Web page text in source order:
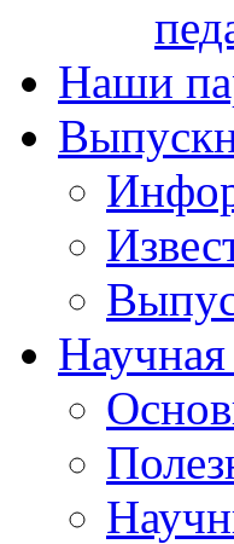
Наши
Научная